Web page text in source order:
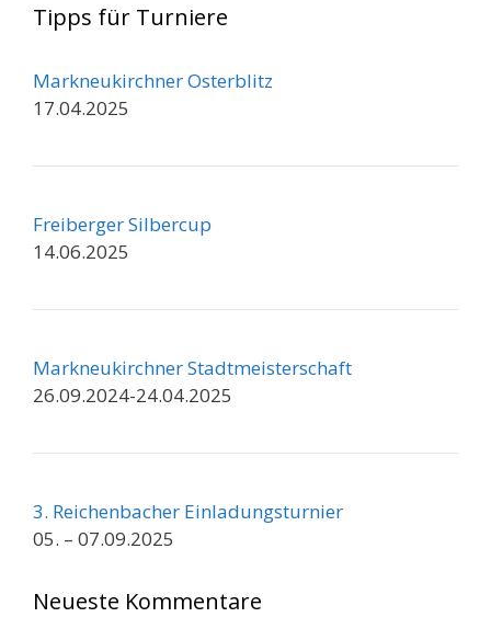
Tipps für Turniere
Markneukirchner Osterblitz
17.04.2025
Freiberger Silbercup
14.06.2025
Markneukirchner Stadtmeisterschaft
26.09.2024-24.04.2025
3. Reichenbacher Einladungsturnier
05. – 07.09.2025
Neueste Kommentare